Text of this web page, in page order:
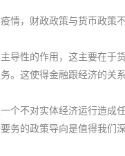
情，财政政策与货币政策
导性的作用，这主要在于
。这使得金融跟经济的关
个不对实体经济运行造成
务的政策导向是值得我们